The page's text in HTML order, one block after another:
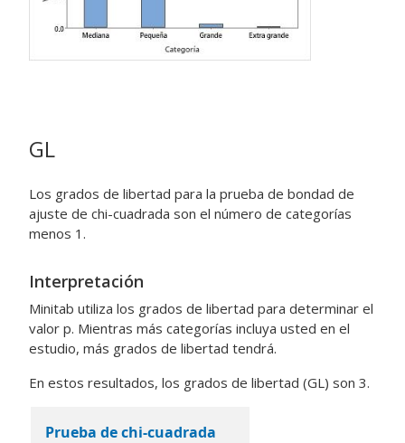
GL
Los grados de libertad para la prueba de bondad de
ajuste de chi-cuadrada son el número de categorías
menos 1.
Interpretación
Minitab utiliza los grados de libertad para determinar el
valor p. Mientras más categorías incluya usted en el
estudio, más grados de libertad tendrá.
En estos resultados, los grados de libertad (GL) son 3.
Prueba de chi-cuadrada